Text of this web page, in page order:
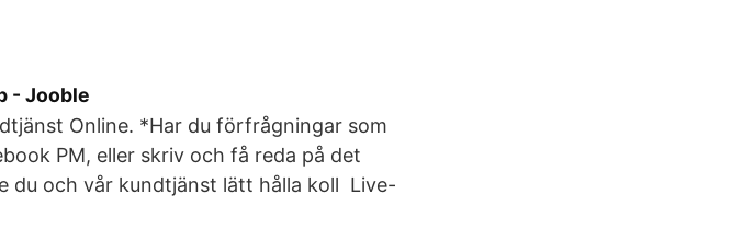
- Jooble
Online. *Har du förfrågningar som
PM, eller skriv och få reda på det
du och vår kundtjänst lätt hålla koll Live-